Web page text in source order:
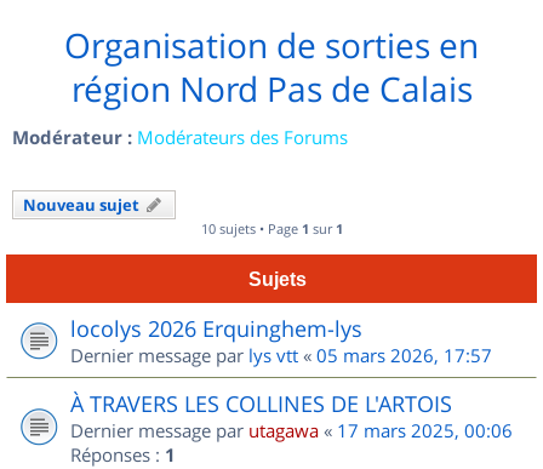
Organisation de sorties en
région Nord Pas de Calais
Modérateur : Modérateurs des Forums
Nouveau sujet
10 sujets • Page 1 sur 1
Sujets
locolys 2026 Erquinghem-lys
Dernier message par lys vtt « 05 mars 2026, 17:57
À TRAVERS LES COLLINES DE L'ARTOIS
Dernier message par utagawa « 17 mars 2025, 00:06
Réponses : 1